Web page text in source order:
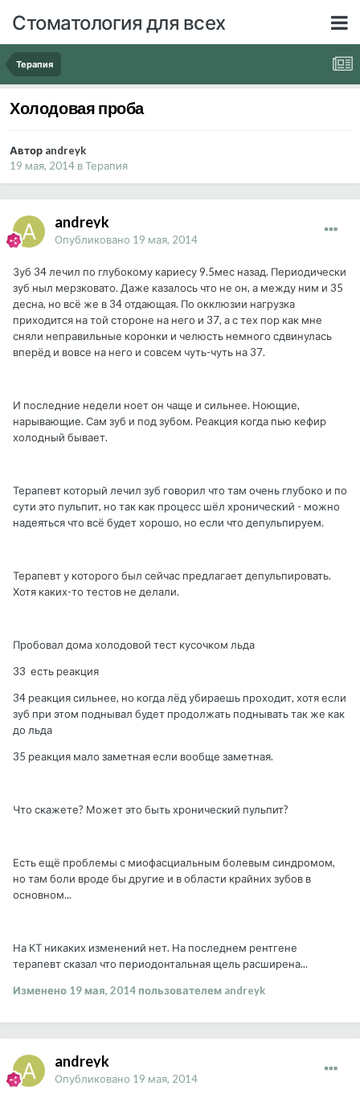
Стоматология для всех
Терапия
Холодовая проба
Автор andreyk
19 мая, 2014 вТерапия
andreyk
Опубликовано 19 мая, 2014
Зуб 34 лечил по глубокому кариесу 9.5мес назад. Периодически
зуб ныл мерзковато. Даже казалось что не он, а между ним и 35
десна, но всё же в 34 отдающая. По окклюзии нагрузка
приходится на той стороне на него и 37, а с тех пор как мне
сняли неправильные коронки и челюсть немного сдвинулась
вперёд и вовсе на него и совсем чуть-чуть на 37.
И последние недели ноет он чаще и сильнее. Ноющие,
нарывающие. Сам зуб и под зубом. Реакция когда пью кефир
холодный бывает.
Терапевт который лечил зуб говорил что там очень глубоко и по
сути это пульпит, но так как процесс шёл хронический - можно
надеяться что всё будет хорошо, но если что депульпируем.
Терапевт у которого был сейчас предлагает депульпировать.
Хотя каких-то тестов не делали.
Пробовал дома холодовой тест кусочком льда
33 есть реакция
34 реакция сильнее, но когда лёд убираешь проходит, хотя если
зуб при этом поднывал будет продолжать поднывать так же как
до льда
35 реакция мало заметная если вообще заметная.
Что скажете? Может это быть хронический пульпит?
Есть ещё проблемы с миофасциальным болевым синдромом,
но там боли вроде бы другие и в области крайних зубов в
основном...
На КТ никаких изменений нет. На последнем рентгене
терапевт сказал что периодонтальная щель расширена...
Изменено 19 мая, 2014пользователем andreyk
andreyk
Опубликовано 19 мая, 2014